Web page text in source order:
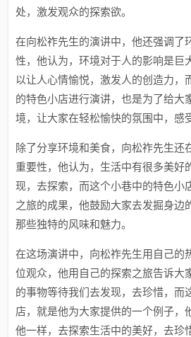
处，激发观众的探索欲。
在向松祚先生的演讲中，他还强调了
性，他认为，环境对于人的影响是巨
以让人心情愉悦，激发人的创造力，
的特色小店进行演讲，也是为了给大
境，让大家在轻松愉快的氛围中，感
除了分享环境和美食，向松祚先生还
重要性，他认为，生活中有很多美好
现，去探索，而这个小巷中的特色小
之旅的成果，他鼓励大家去发掘身边
那些独特的风味和魅力。
在这场演讲中，向松祚先生用自己的
位观众，他用自己的探索之旅告诉大
的事物等待我们去发现，去珍惜，而
店，就是他为大家提供的一个例子，
他一样，去探索生活中的美好，去珍